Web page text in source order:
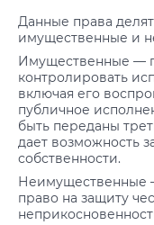
Данные права
имущественные и
Имущественные —
контролировать
включая его
публичное
быть переданы
дает возможность
собственности.
Неимущественные
право на защиту